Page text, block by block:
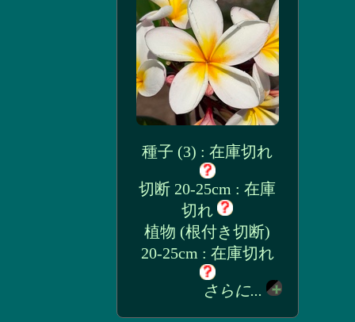
種子 (3) : 在庫切れ
切断 20-25cm : 在庫
切れ
植物 (根付き切断)
20-25cm : 在庫切れ
さらに...